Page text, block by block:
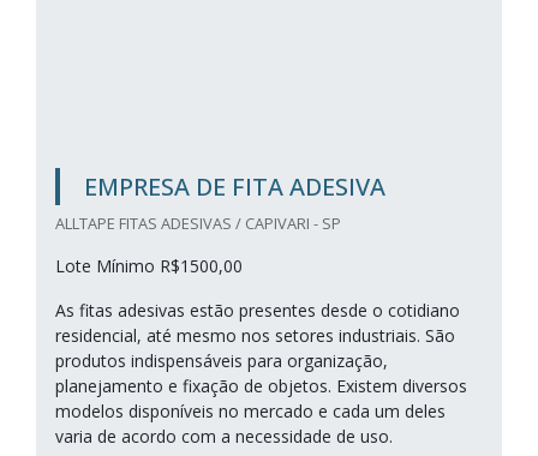
EMPRESA DE FITA ADESIVA
ALLTAPE FITAS ADESIVAS / CAPIVARI - SP
Lote Mínimo R$1500,00
As fitas adesivas estão presentes desde o cotidiano
residencial, até mesmo nos setores industriais. São
produtos indispensáveis para organização,
planejamento e fixação de objetos. Existem diversos
modelos disponíveis no mercado e cada um deles
varia de acordo com a necessidade de uso.